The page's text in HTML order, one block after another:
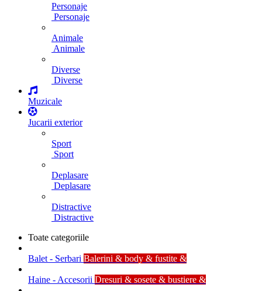
Personaje
Personaje
Animale
Animale
Diverse
Diverse
Muzicale
Jucarii exterior
Sport
Sport
Deplasare
Deplasare
Distractive
Distractive
Toate categoriile
Balet - Serbari Balerini & body & fustite &
Haine - Accesorii Dresuri & sosete & bustiere &